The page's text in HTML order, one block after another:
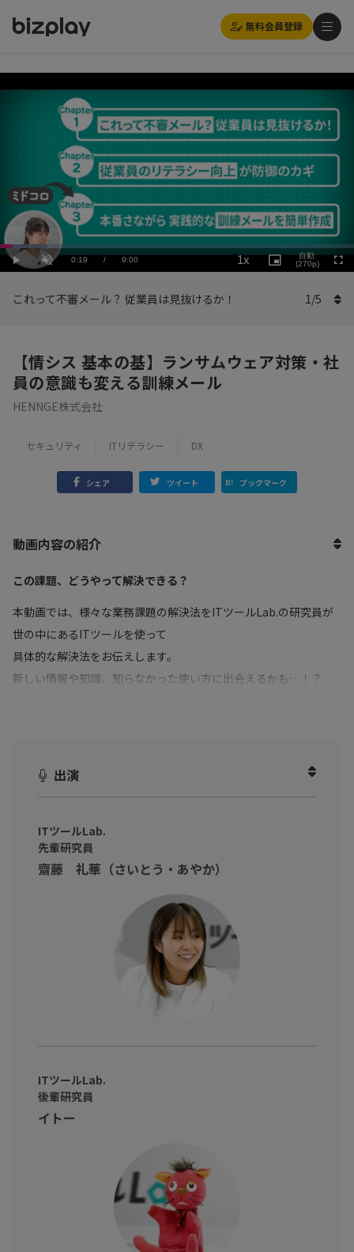
無料会員登録
Play UnmuteCurrent
0:19 / Duration
9:00
Loaded:
13.35%
1x
Rate
Picture-
in-
自動
(270p)
これって不審メール？ 従業員は見抜けるか！ 1/5
【情シス 基本の基】ランサムウェア対策・社
員の意識も変える訓練メール
HENNGE株式会社
セキュリティ ITリテラシー DX
シェア ツイート ブックマーク
動画内容の紹介
この課題、どうやって解決できる？
本動画では、様々な業務課題の解決法をITツールLab.の研究員が
世の中にあるITツールを使って
具体的な解決法をお伝えします。
新しい情報や知識、知らなかった使い方に出会えるかも…！？
手口もどんどん巧妙化しているからこそ、
施がしたい」
「報告までのフローを定着させたい」
それを叶えるツールがあるんです！
本動画では、ITツールLab.の先輩・後輩研究員が実際に、標的型
攻撃メール訓練サービス『Tadrill』を使い
模擬メールの作成方法から設定までメール訓練の方法などをご紹
出演
ITツールLab.
先輩研究員
齋藤 礼華（さいとう・あやか）
ITツールLab.
後輩研究員
イトー